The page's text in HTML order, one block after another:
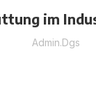
im
Admin.dgs